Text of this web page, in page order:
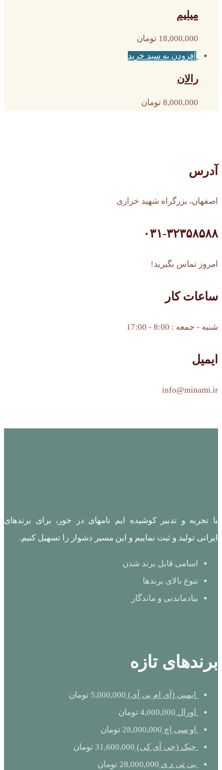
میلیم
18,000,000 تومان
افزودن به سبد خرید
رالان
8,000,000 تومان
آدرس
اصفهان، بزرگراه شهید خرازی
۰۳۱-۳۲۳۵۸۵۸۸
امروز تماس بگیرید!
ساعات کار
شنبه - جمعه : 8:00 - 17:00
ایمیل
info@minami.ir
با تجربه و تدبیر کوشیده ایم نامهای در خور، برای برندهای
ایرانی تولید و ثبت نماییم و این مسیر دشوار را تسهیل کنیم.
اسامی قابل برند شدن
تنوع بالای برندها
بیادماندنی و ماندگار
برندهای تازه
ایمبی (آی ام بی آی) 5,000,000 تومان
اورال 4,000,000 تومان
او سی اچ 28,000,000 تومان
جیک (جی آی کی) 31,600,000 تومان
بی تی د ی 28,000,000 تومان